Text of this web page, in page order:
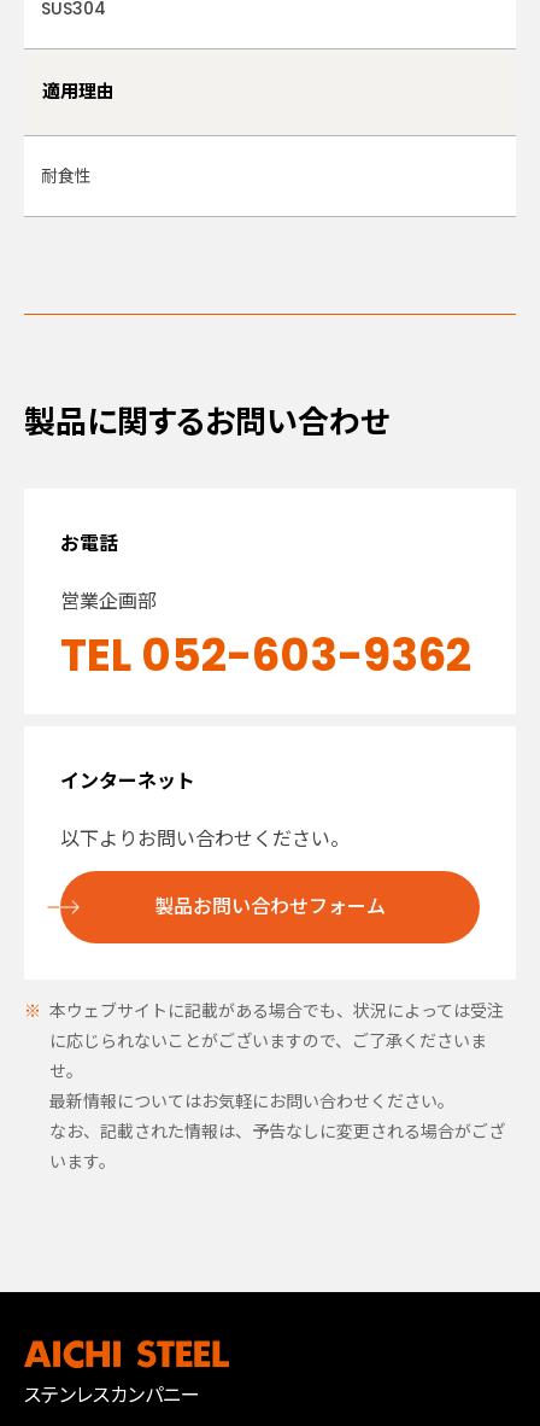
SUS304
適用理由
耐食性
製品に関するお問い合わせ
お電話
営業企画部
TEL 052-603-9362
インターネット
以下よりお問い合わせください。
製品お問い合わせフォーム
本ウェブサイトに記載がある場合でも、状況によっては受注
に応じられないことがございますので、ご了承くださいま
せ。
最新情報についてはお気軽にお問い合わせください。
なお、記載された情報は、予告なしに変更される場合がござ
います。
ステンレスカンパニー